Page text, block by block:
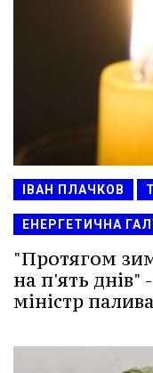
ІВАН ПЛАЧКОВ
ЕНЕРГЕТИЧНА
"Протягом
на п'ять днів"
міністр